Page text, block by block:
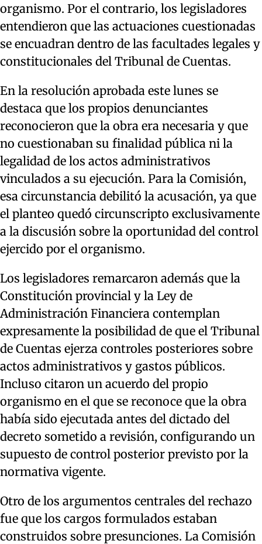
organismo. Por el contrario, los legisladores
entendieron que las actuaciones cuestionadas
se encuadran dentro de las facultades legales y
constitucionales del Tribunal de Cuentas.
En la resolución aprobada este lunes se
destaca que los propios denunciantes
reconocieron que la obra era necesaria y que
no cuestionaban su finalidad pública ni la
legalidad de los actos administrativos
vinculados a su ejecución. Para la Comisión,
esa circunstancia debilitó la acusación, ya que
el planteo quedó circunscripto exclusivamente
a la discusión sobre la oportunidad del control
ejercido por el organismo.
Los legisladores remarcaron además que la
Constitución provincial y la Ley de
Administración Financiera contemplan
expresamente la posibilidad de que el Tribunal
de Cuentas ejerza controles posteriores sobre
actos administrativos y gastos públicos.
Incluso citaron un acuerdo del propio
organismo en el que se reconoce que la obra
había sido ejecutada antes del dictado del
decreto sometido a revisión, configurando un
supuesto de control posterior previsto por la
normativa vigente.
Otro de los argumentos centrales del rechazo
fue que los cargos formulados estaban
construidos sobre presunciones. La Comisión